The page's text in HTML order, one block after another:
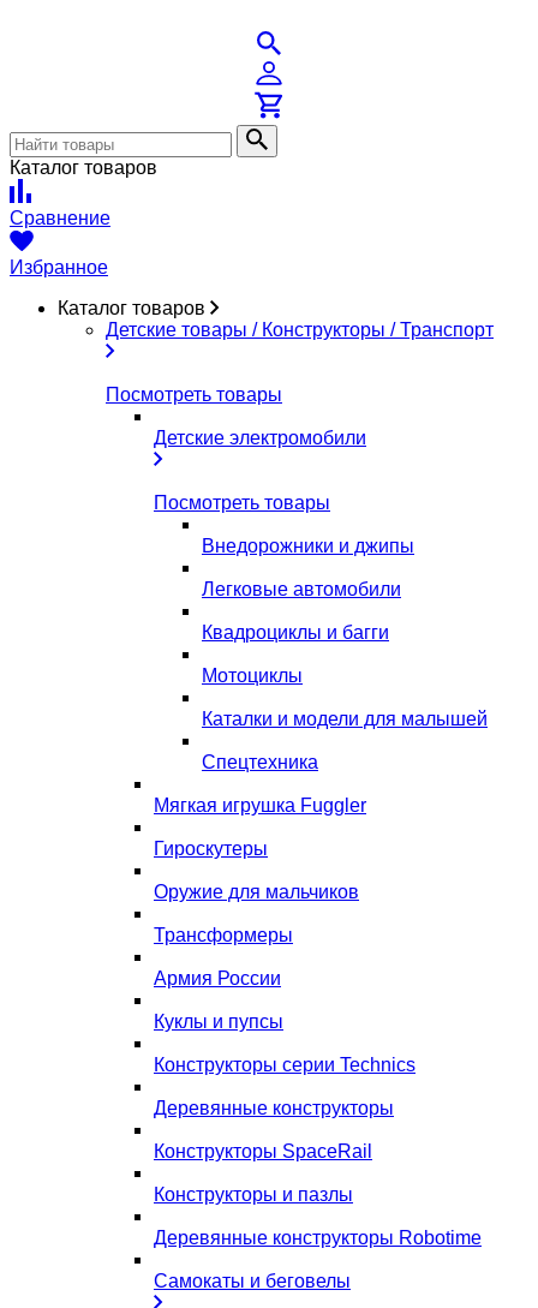
Каталог товаров
Сравнение
Избранное
Каталог товаров
Детские товары / Конструкторы / Транспорт
Посмотреть товары
Детские электромобили
Посмотреть товары
Внедорожники и джипы
Легковые автомобили
Квадроциклы и багги
Мотоциклы
Каталки и модели для малышей
Спецтехника
Мягкая игрушка Fuggler
Гироскутеры
Оружие для мальчиков
Трансформеры
Армия России
Куклы и пупсы
Конструкторы серии Technics
Деревянные конструкторы
Конструкторы SpaceRail
Конструкторы и пазлы
Деревянные конструкторы Robotime
Самокаты и беговелы